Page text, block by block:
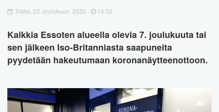
Tiistai, 22 Joulukuun, 2020 - 14:02
Kaikkia Essoten alueella olevia 7. joulukuuta tai
sen jälkeen Iso-Britanniasta saapuneita
pyydetään hakeutumaan koronanäytteenottoon.